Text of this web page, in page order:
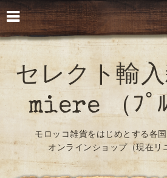
セレクト輸
miere （ﾌﾟ
モロッコ雑貨をはじめとする各
オンラインショップ（現在リ